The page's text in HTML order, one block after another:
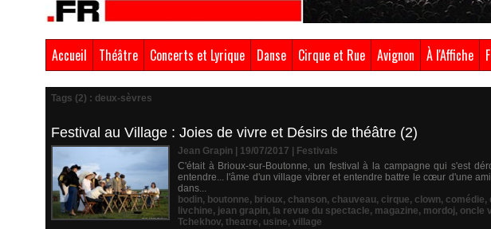
Accueil Théâtre Concerts et Lyrique Danse Cirque et Rue Avignon À l'Affiche
Tags (2) : deux-sèvres
Festival au Village : Joies de vivre et Désirs de théâtre (2)
Jean Grapin | 19/07/2017
Festivals
C'était à Brioux-sur-Boutonne, un festival à la campagne qui s'est
entendre... l'âme d'un village vibrer et entendre battre le cœur d'une
dans...
bodin, boutonne, brioux, chanson, chauveau, cirque, clown, comédie,
livchine, jean grapin, la revue du spectacle, magazine, mordoj, oncle
Tchekhov, theatre, usine, village